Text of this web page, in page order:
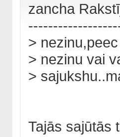
zancha
>
> nezinu vai
>
Tajās sajūtās